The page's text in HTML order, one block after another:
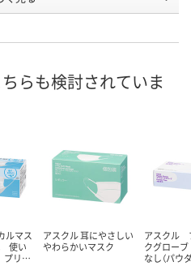
り畳み時）
り畳み時）
直送品 直送品
数量
カゴへ
数量
らも検討されていま
ルマス
使い
リ…
アスクル 耳にやさしい
やわらかいマスク
アスクル
クグロー
なし（パ